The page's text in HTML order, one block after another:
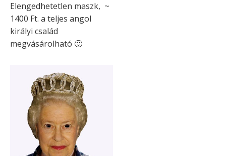
Elengedhetetlen maszk, ~
1400 Ft. a teljes angol
királyi család
megvásárolható 🙂